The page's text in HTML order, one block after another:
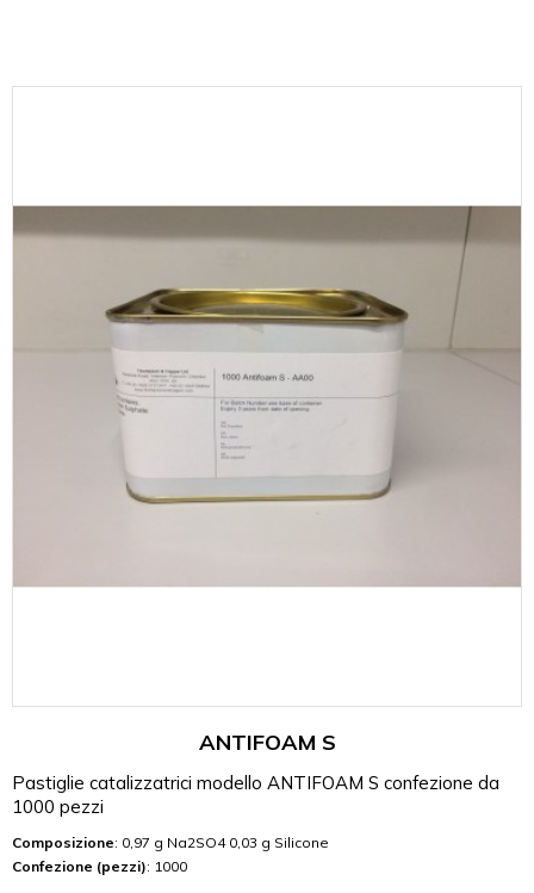
ANTIFOAM S
Pastiglie catalizzatrici modello ANTIFOAM S confezione da
1000 pezzi
Composizione: 0,97 g Na2SO4 0,03 g Silicone
Confezione (pezzi): 1000